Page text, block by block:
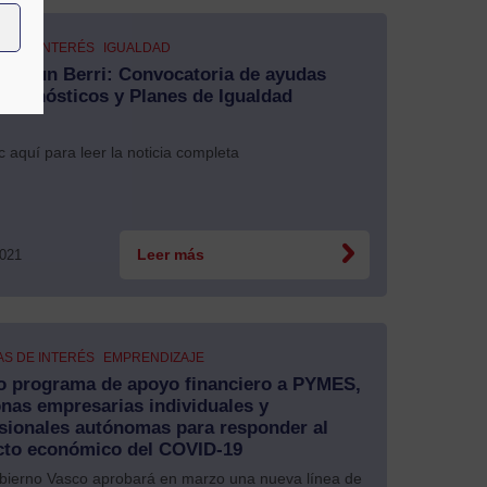
DE INTERÉS IGUALDAD
Berri: Convocatoria de ayudas
Diagnósticos y Planes de Igualdad
aquí para leer la noticia completa
Leer más
DE INTERÉS EMPRENDIZAJE
programa de apoyo financiero a PYMES,
empresarias individuales y
autónomas para responder al
económico del COVID-19
Vasco aprobará en marzo una nueva línea de